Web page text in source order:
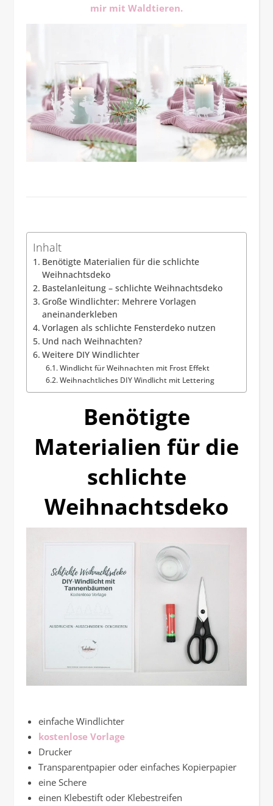
mir mit Waldtieren.
Inhalt
Benötigte Materialien für die schlichte
Weihnachtsdeko
Bastelanleitung – schlichte Weihnachtsdeko
Große Windlichter: Mehrere Vorlagen
aneinanderkleben
Vorlagen als schlichte Fensterdeko nutzen
Und nach Weihnachten?
Weitere DIY Windlichter
Windlicht für Weihnachten mit Frost Effekt
Weihnachtliches DIY Windlicht mit Lettering
Benötigte
Materialien für die
schlichte
Weihnachtsdeko
einfache Windlichter
kostenlose Vorlage
Drucker
Transparentpapier oder einfaches Kopierpapier
eine Schere
einen Klebestift oder Klebestreifen